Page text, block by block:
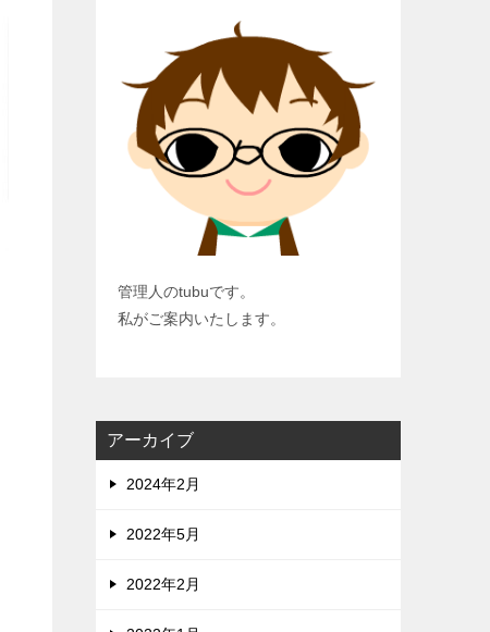
管理人のtubuです。
私がご案内いたします。
アーカイブ
2024年2月
2022年5月
2022年2月